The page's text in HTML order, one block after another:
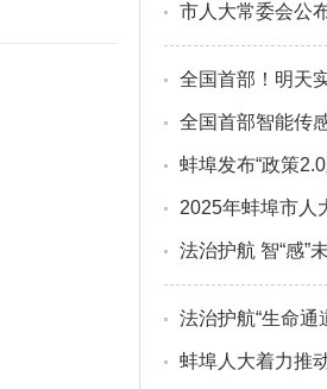
市人大常委会公
全国首部！明天
全国首部智能传
蚌埠发布“政策
2025年蚌埠市人
法治护航 智“感”
法治护航“生命通
蚌埠人大着力推